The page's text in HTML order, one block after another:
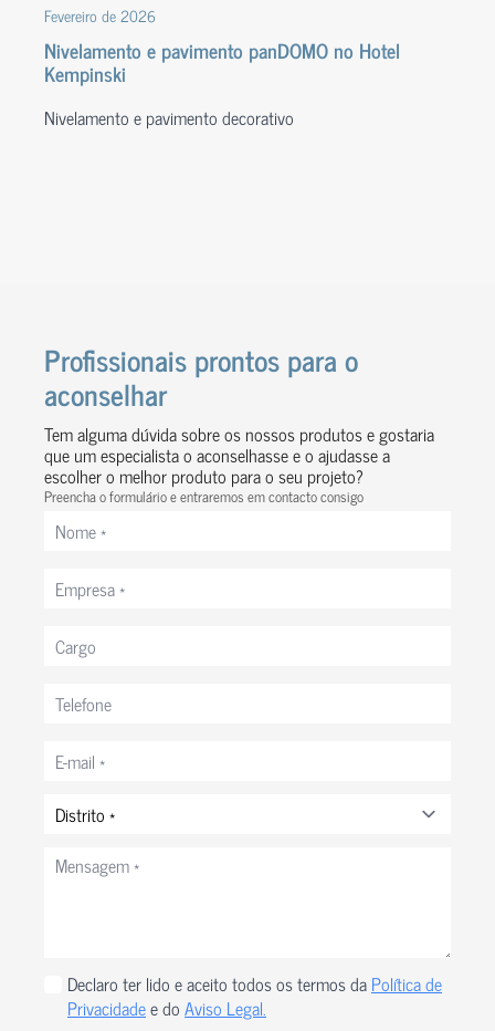
Fevereiro de 2026
Nivelamento e pavimento panDOMO no Hotel
Kempinski
Nivelamento e pavimento decorativo
Ver obra
Profissionais prontos para o
aconselhar
Tem alguma dúvida sobre os nossos produtos e gostaria
que um especialista o aconselhasse e o ajudasse a
escolher o melhor produto para o seu projeto?
Preencha o formulário e entraremos em contacto consigo
eletrónico
Distrito
Mensagem
Privacidade
Declaro ter lido e aceito todos os termos daPolítica de
Privacidadee doAviso Legal.